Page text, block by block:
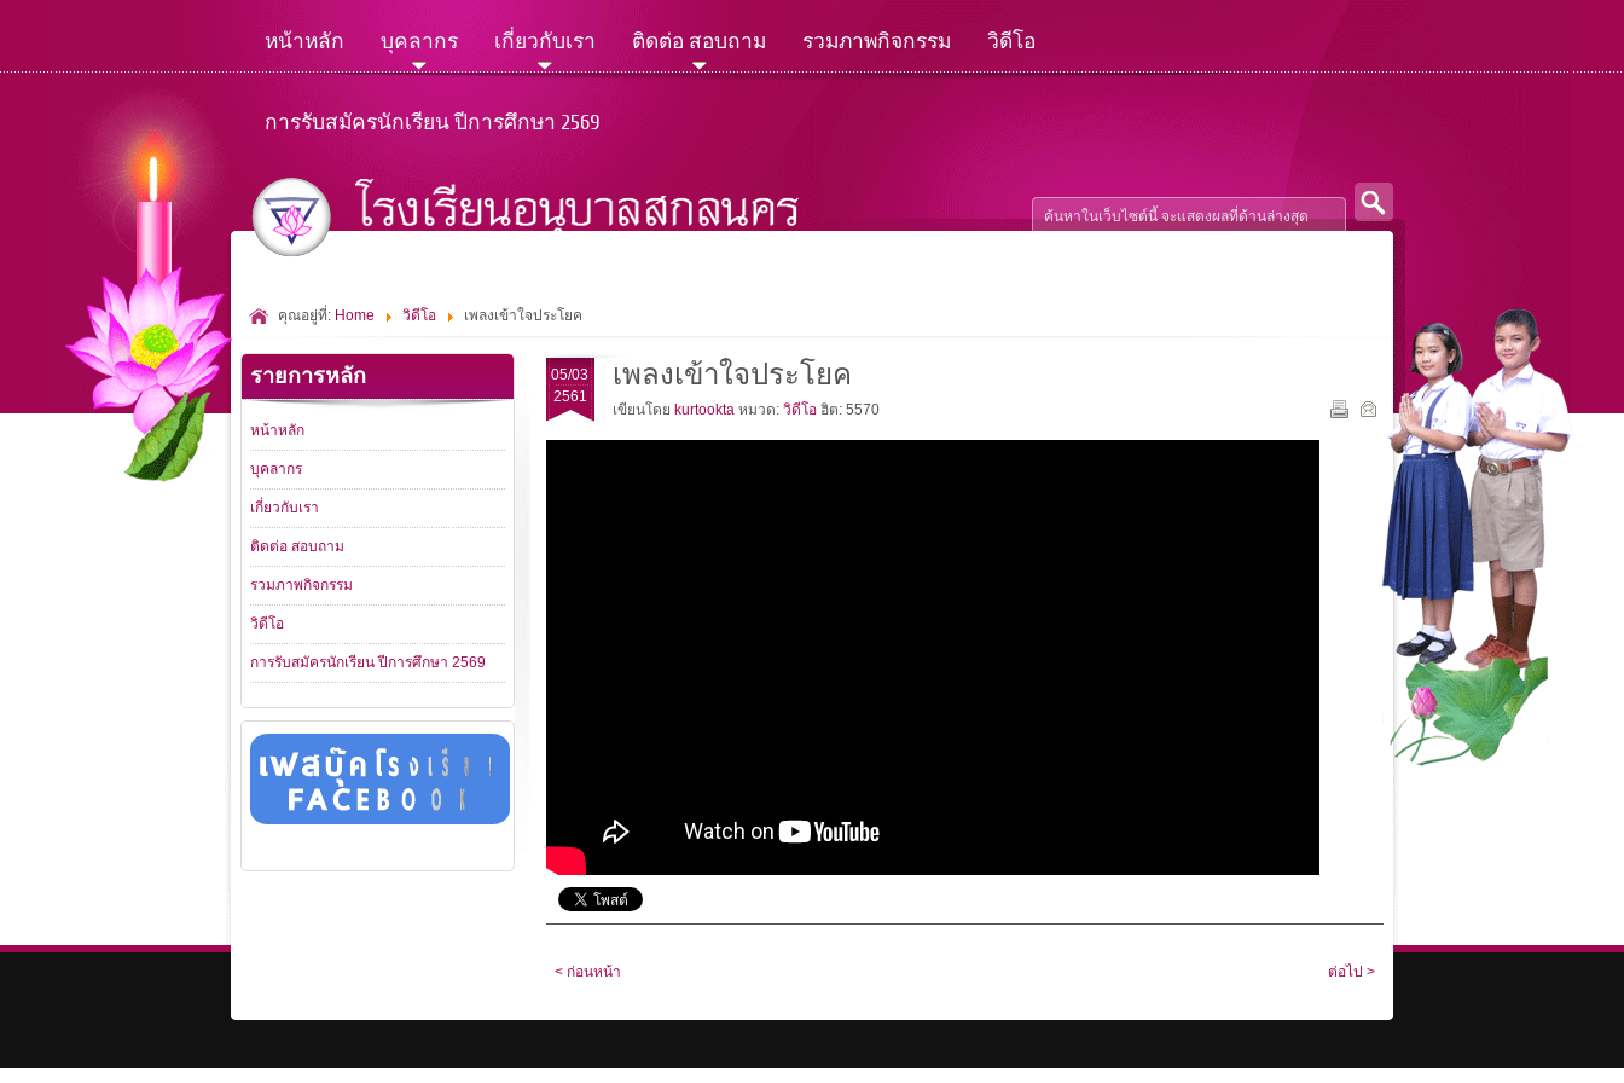
หน้าหลัก บุคลากร เกี่ยวกับเรา ติดต่อ สอบถาม รวมภาพกิจกรรม วิดีโอ
การรับสมัครนักเรียน ปีการศึกษา 2569
คุณอยู่ที่: Home วิดีโอ เพลงเข้าใจประโยค
05/03
2561
เพลงเข้าใจประโยค
เขียนโดย kurtookta หมวด: วิดีโอ ฮิต: 5570
< ก่อนหน้า ต่อไป >
รายการหลัก
หน้าหลัก
บุคลากร
เกี่ยวกับเรา
ติดต่อ สอบถาม
รวมภาพกิจกรรม
วิดีโอ
การรับสมัครนักเรียน ปีการศึกษา 2569